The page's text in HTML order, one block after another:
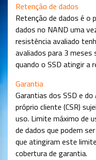
Retenção de dados
Retenção de dados é o
dados no NAND uma
resistência avaliado
avaliados para 3 meses
quando o SSD atingir a
Garantia
Garantias dos SSD e
próprio cliente (CSR)
uso. Limite máximo de
de dados que podem
que atingiram este
cobertura de garantia.